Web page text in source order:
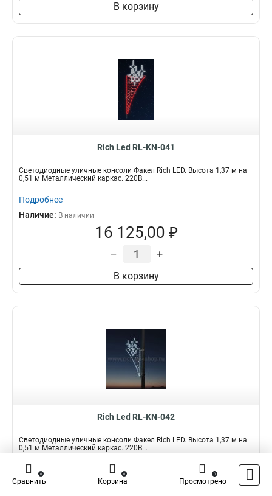
В корзину
Rich Led RL-KN-041
Светодиодные уличные консоли Факел Rich LED. Высота 1,37 м на
0,51 м Металлический каркас. 220В...
Подробнее
Наличие: В наличии
16 125,00 ₽
– +
В корзину
Rich Led RL-KN-042
Светодиодные уличные консоли Факел Rich LED. Высота 1,37 м на
0,51 м Металлический каркас. 220В...
Подробнее Сравнить
Наличие:
Сравнить
0
Корзина
0
Просмотрено
0